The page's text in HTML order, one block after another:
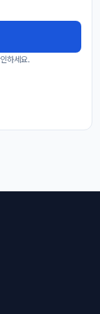
하세요.